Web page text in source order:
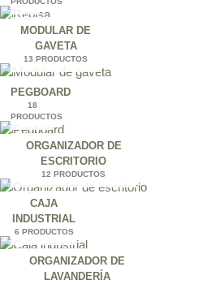
MODULAR DE
GAVETA
13 PRODUCTOS
PEGBOARD
18
PRODUCTOS
ORGANIZADOR DE
ESCRITORIO
12 PRODUCTOS
CAJA
INDUSTRIAL
6 PRODUCTOS
ORGANIZADOR DE
LAVANDERÍA